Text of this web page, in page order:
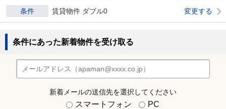
条件 賃貸物件 ダブル0 変更する
条件にあった新着物件を受け取る
新着メールの送信先を選択してください
スマートフォン PC